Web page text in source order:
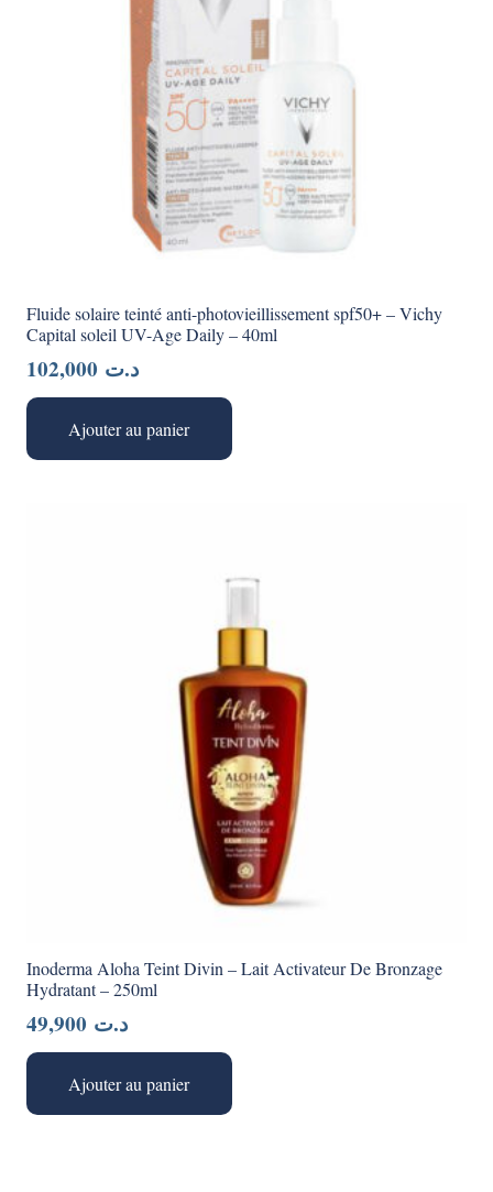
Fluide solaire teinté anti-photovieillissement spf50+ – Vichy
Capital soleil UV-Age Daily – 40ml
د.ت
Ajouter au panier
Inoderma Aloha Teint Divin – Lait Activateur De Bronzage
Hydratant – 250ml
د.ت
Ajouter au panier